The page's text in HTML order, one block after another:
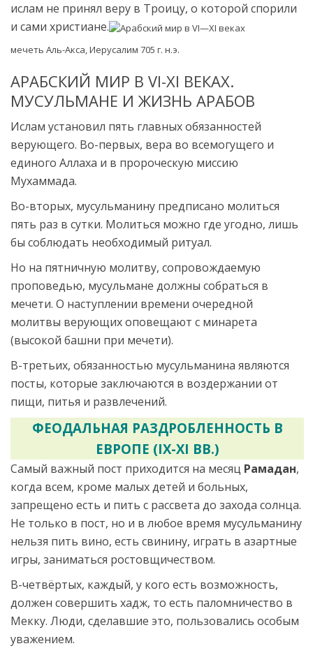
ислам не принял веру в Троицу, о которой спорили
и сами христиане.
мечеть Аль-Акса, Иерусалим 705 г. н.э.
АРАБСКИЙ МИР В VI-XI ВЕКАХ.
МУСУЛЬМАНЕ И ЖИЗНЬ АРАБОВ
Ислам установил пять главных обязанностей
верующего. Во-первых, вера во всемогущего и
единого Аллаха и в пророческую миссию
Мухаммада.
Во-вторых, мусульманину предписано молиться
пять раз в сутки. Молиться можно где угодно, лишь
бы соблюдать необходимый ритуал.
Но на пятничную молитву, сопровождаемую
проповедью, мусульмане должны собраться в
мечети. О наступлении времени очередной
молитвы верующих оповещают с минарета
(высокой башни при мечети).
В-третьих, обязанностью мусульманина являются
посты, которые заключаются в воздержании от
пищи, питья и развлечений.
ФЕОДАЛЬНАЯ РАЗДРОБЛЕННОСТЬ В
ЕВРОПЕ (IX-XI ВВ.)
Самый важный пост приходится на месяц Рамадан,
когда всем, кроме малых детей и больных,
запрещено есть и пить с рассвета до захода солнца.
Не только в пост, но и в любое время мусульманину
нельзя пить вино, есть свинину, играть в азартные
игры, заниматься ростовщичеством.
В-четвёртых, каждый, у кого есть возможность,
должен совершить хадж, то есть паломничество в
Мекку. Люди, сделавшие это, пользовались особым
уважением.